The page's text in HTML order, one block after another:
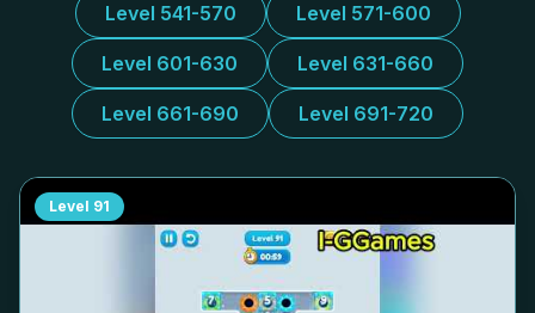
Level 541-570 Level 571-600
Level 601-630 Level 631-660
Level 661-690 Level 691-720
Level 91